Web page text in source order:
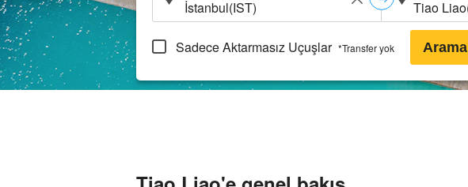
Sadece Aktarmasız Uçuşlar *Transfer yok Arama